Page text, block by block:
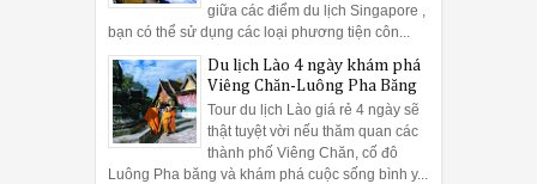
giữa các điểm du lịch Singapore ,
bạn có thể sử dụng các loại phương tiện côn...
Du lịch Lào 4 ngày khám phá
Viêng Chăn-Luông Pha Băng
Tour du lịch Lào giá rẻ 4 ngày sẽ
thật tuyệt vời nếu thăm quan các
thành phố Viêng Chăn, cố đô
Luông Pha băng và khám phá cuộc sống bình y...